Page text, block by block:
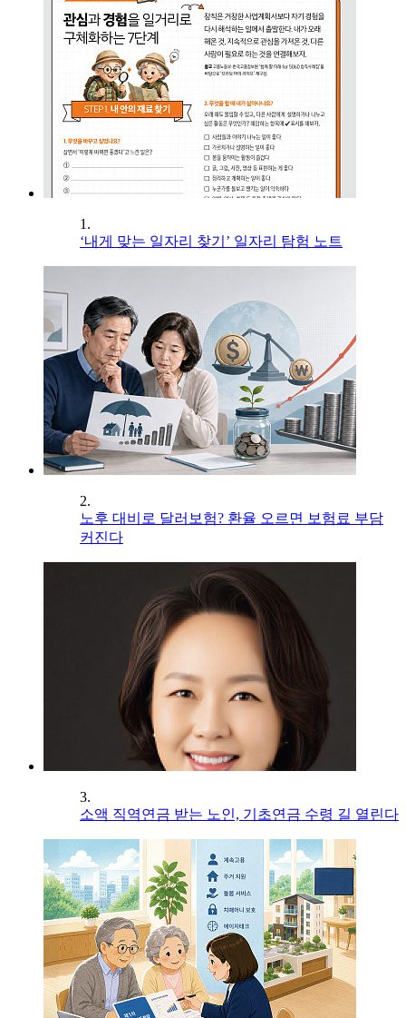
1.
‘내게 맞는 일자리 찾기’ 일자리 탐험 노트
2.
노후 대비로 달러보험? 환율 오르면 보험료 부담
커진다
3.
소액 직역연금 받는 노인, 기초연금 수령 길 열린다